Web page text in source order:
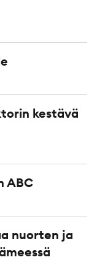
kestävä
ABC
nuorten ja